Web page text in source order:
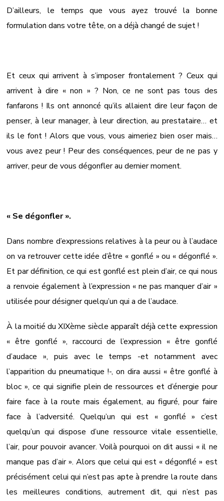
D’ailleurs, le temps que vous ayez trouvé la bonne
formulation dans votre tête, on a déjà changé de sujet !
Et ceux qui arrivent à s’imposer frontalement ? Ceux qui
arrivent à dire « non » ? Non, ce ne sont pas tous des
fanfarons ! Ils ont annoncé qu’ils allaient dire leur façon de
penser, à leur manager, à leur direction, au prestataire… et
ils le font ! Alors que vous, vous aimeriez bien oser mais…
vous avez peur ! Peur des conséquences, peur de ne pas y
arriver, peur de vous dégonfler au dernier moment.
« Se dégonfler ».
Dans nombre d’expressions relatives à la peur ou à l’audace
on va retrouver cette idée d’être « gonflé » ou « dégonflé ».
Et par définition, ce qui est gonflé est plein d’air, ce qui nous
a renvoie également à l’expression « ne pas manquer d’air »
utilisée pour désigner quelqu’un qui a de l’audace.
À la moitié du XIXème siècle apparaît déjà cette expression
« être gonflé », raccourci de l’expression « être gonflé
d’audace », puis avec le temps -et notamment avec
l’apparition du pneumatique !-, on dira aussi « être gonflé à
bloc », ce qui signifie plein de ressources et d’énergie pour
faire face à la route mais également, au figuré, pour faire
face à l’adversité. Quelqu’un qui est « gonflé » c’est
quelqu’un qui dispose d’une ressource vitale essentielle,
l’air, pour pouvoir avancer. Voilà pourquoi on dit aussi « il ne
manque pas d’air ». Alors que celui qui est « dégonflé » est
précisément celui qui n’est pas apte à prendre la route dans
les meilleures conditions, autrement dit, qui n’est pas